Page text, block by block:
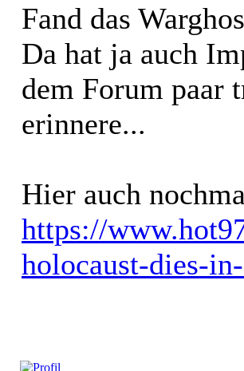
Fand das
Da hat ja auch
dem Forum paar
erinnere...
Hier auch
https://
holocaust-dies-